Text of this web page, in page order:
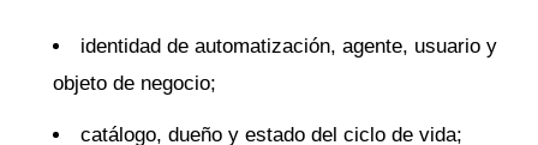
identidad de automatización, agente, usuario y
objeto de negocio;
catálogo, dueño y estado del ciclo de vida;